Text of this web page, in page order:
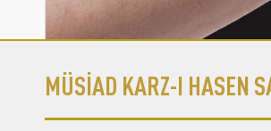
MÜSİAD KARZ-I HASEN